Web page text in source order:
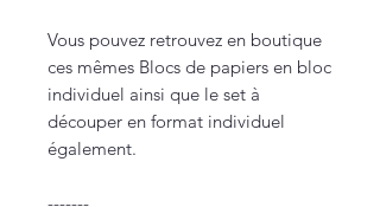
Vous pouvez retrouvez en boutique
ces mêmes Blocs de papiers en bloc
individuel ainsi que le set à
découper en format individuel
également.